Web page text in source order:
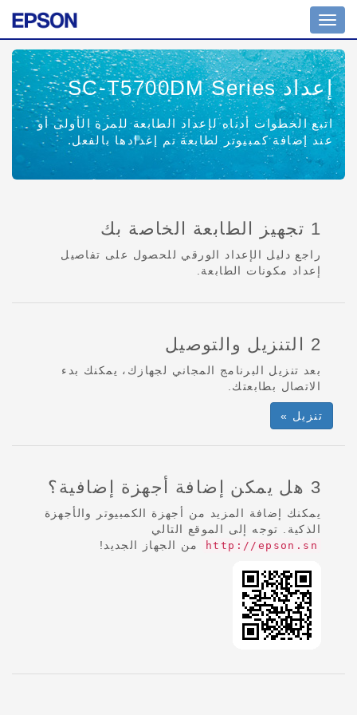
Toggle
navigation
إعداد SC-T5700DM Series
اتبع الخطوات أدناه لإعداد الطابعة للمرة الأولى أو
عند إضافة كمبيوتر لطابعة تم إعدادها بالفعل.
1 تجهيز الطابعة الخاصة بك
راجع دليل الإعداد الورقي للحصول على تفاصيل
إعداد مكونات الطابعة.
2 التنزيل والتوصيل
بعد تنزيل البرنامج المجاني لجهازك، يمكنك بدء
الاتصال بطابعتك.
تنزيل »
3 هل يمكن إضافة أجهزة إضافية؟
يمكنك إضافة المزيد من أجهزة الكمبيوتر والأجهزة
الذكية. توجه إلى الموقع التالي
http://epson.sn من الجهاز الجديد!